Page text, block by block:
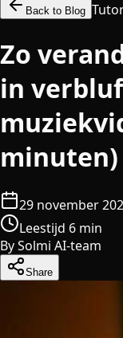
Back to Blog
Zo
in
minuten)
29 november
Leestijd 6 min
BySolmi AI-team
Share